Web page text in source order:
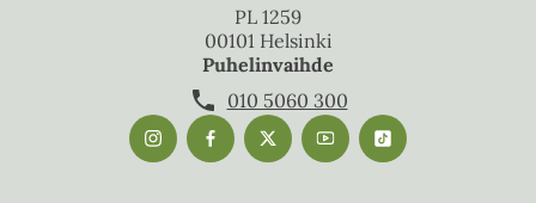
PL 1259
00101 Helsinki
Puhelinvaihde
010 5060 300